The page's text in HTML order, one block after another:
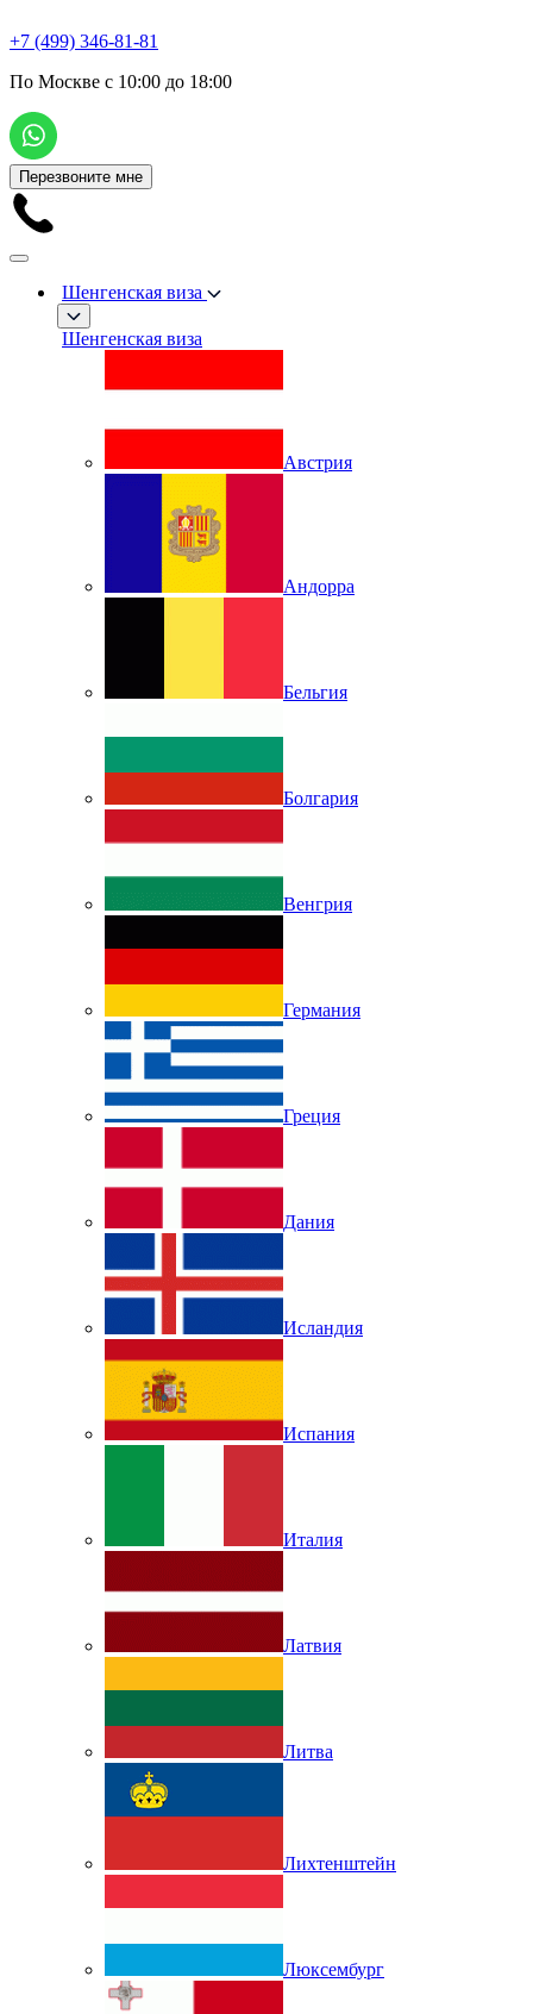
+7 (499) 346-81-81
По Москве с 10:00 до 18:00
Перезвоните мне
Шенгенская виза
Шенгенская виза
Австрия
Андорра
Бельгия
Болгария
Венгрия
Германия
Греция
Дания
Исландия
Испания
Италия
Латвия
Литва
Лихтенштейн
Люксембург